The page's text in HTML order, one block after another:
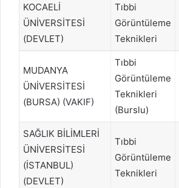
KOCAELİ
ÜNİVERSİTESİ
(DEVLET)
Tıbbi
Görüntüleme
Teknikleri
MUDANYA
ÜNİVERSİTESİ
(BURSA) (VAKIF)
Tıbbi
Görüntüleme
Teknikleri
(Burslu)
SAĞLIK BİLİMLERİ
ÜNİVERSİTESİ
(İSTANBUL)
(DEVLET)
Tıbbi
Görüntüleme
Teknikleri